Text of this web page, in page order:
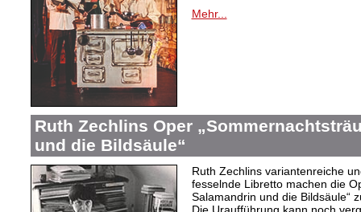
Mehr...
Ruth Zechlins Oper
und die Bildsäule“
Ruth Zechlins variantenreiche
fesselnde Libretto machen die
Salamandrin und die Bildsäule“